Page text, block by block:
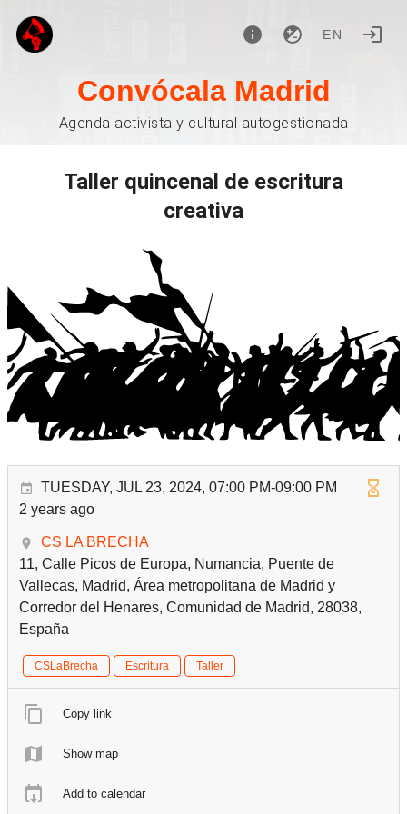
EN
Convócala Madrid
Agenda activista y cultural autogestionada
Taller quincenal de escritura
creativa
TUESDAY, JUL 23, 2024, 07:00 PM-09:00 PM
2 years ago
CS LA BRECHA
11, Calle Picos de Europa, Numancia, Puente de
Vallecas, Madrid, Área metropolitana de Madrid y
Corredor del Henares, Comunidad de Madrid, 28038,
España
CSLaBrecha Escritura Taller
Copy link
Show map
Add to calendar